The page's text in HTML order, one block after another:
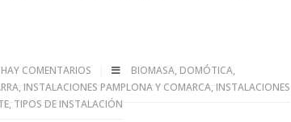
COMENTARIOS BIOMASA, DOMÓTICA,
, INSTALACIONES PAMPLONA Y COMARCA, INSTALACIONES
, TIPOS DE INSTALACIÓN